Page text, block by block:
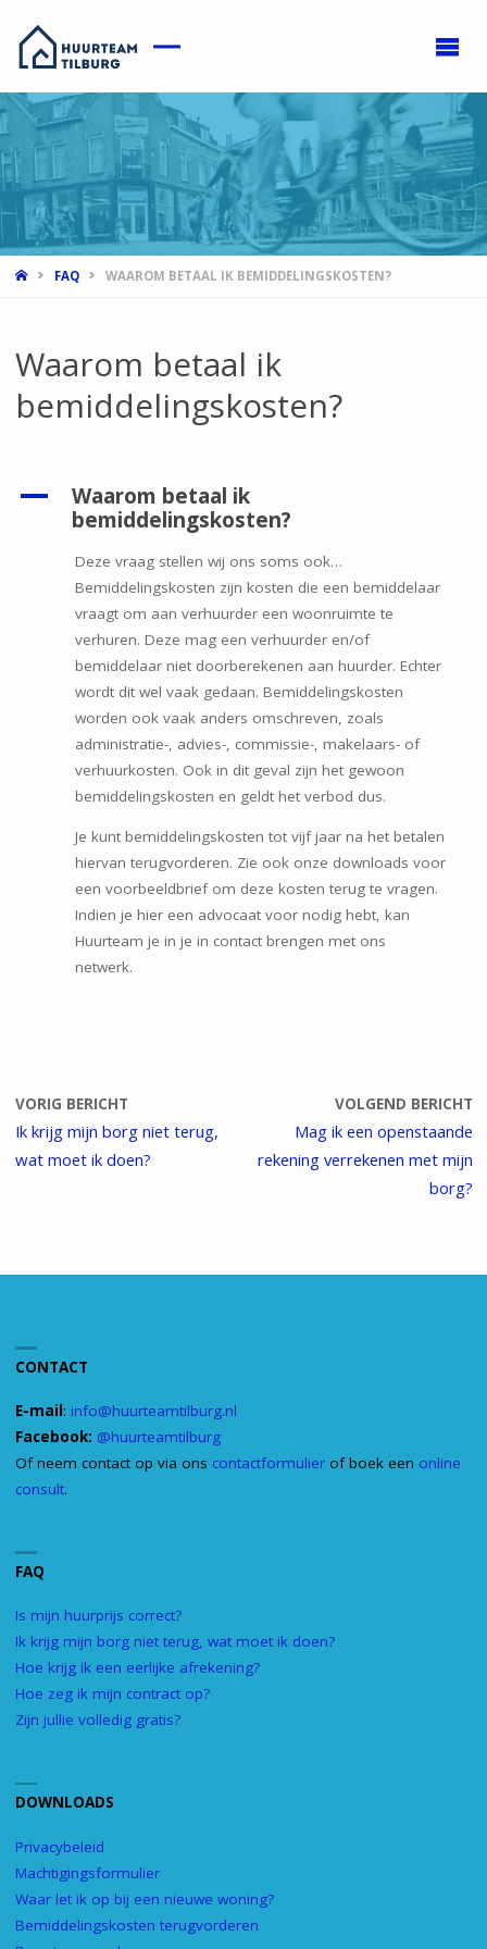
HOMEFAQ WAAROM BETAAL IK BEMIDDELINGSKOSTEN?
Waarom betaal ik
bemiddelingskosten?
A
Waarom betaal ik
bemiddelingskosten?
Deze vraag stellen wij ons soms ook…
Bemiddelingskosten zijn kosten die een bemiddelaar
vraagt om aan verhuurder een woonruimte te
verhuren. Deze mag een verhuurder en/of
bemiddelaar niet doorberekenen aan huurder. Echter
wordt dit wel vaak gedaan. Bemiddelingskosten
worden ook vaak anders omschreven, zoals
administratie-, advies-, commissie-, makelaars- of
verhuurkosten. Ook in dit geval zijn het gewoon
bemiddelingskosten en geldt het verbod dus.
Je kunt bemiddelingskosten tot vijf jaar na het betalen
hiervan terugvorderen. Zie ook onze downloads voor
een voorbeeldbrief om deze kosten terug te vragen.
Indien je hier een advocaat voor nodig hebt, kan
Huurteam je in je in contact brengen met ons
netwerk.
VORIG BERICHT
Ik krijg mijn borg niet terug,
wat moet ik doen?
VOLGEND BERICHT
Mag ik een openstaande
rekening verrekenen met mijn
borg?
CONTACT
E-mail: info@huurteamtilburg.nl
Facebook: @huurteamtilburg
Of neem contact op via ons contactformulierof boek een online
consult.
FAQ
Is mijn huurprijs correct?
Ik krijg mijn borg niet terug, wat moet ik doen?
Hoe krijg ik een eerlijke afrekening?
Hoe zeg ik mijn contract op?
Zijn jullie volledig gratis?
DOWNLOADS
Privacybeleid
Machtigingsformulier
Waar let ik op bij een nieuwe woning?
Bemiddelingskosten terugvorderen